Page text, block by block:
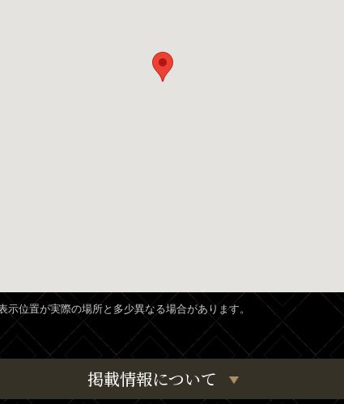
位置が実際の場所と多少異なる場合があります。
掲載情報について